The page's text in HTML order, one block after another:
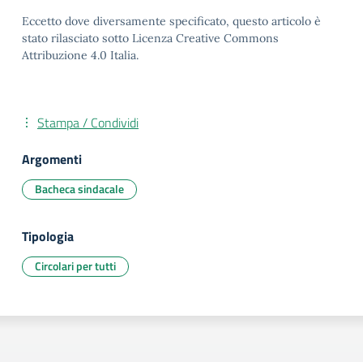
Eccetto dove diversamente specificato, questo articolo è
stato rilasciato sotto Licenza Creative Commons
Attribuzione 4.0 Italia.
Stampa / Condividi
Argomenti
Bacheca sindacale
Tipologia
Circolari per tutti